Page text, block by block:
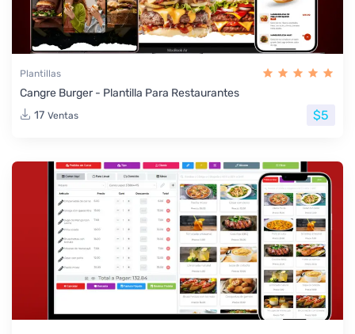
Plantillas
Cangre Burger - Plantilla Para Restaurantes
17 Ventas $5